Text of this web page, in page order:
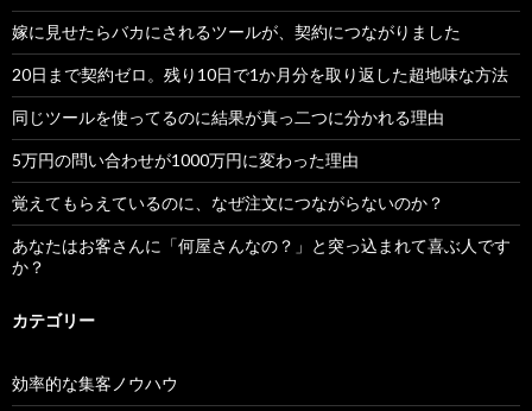
嫁に見せたらバカにされるツールが、契約につながりました
20日まで契約ゼロ。残り10日で1か月分を取り返した超地味な方法
同じツールを使ってるのに結果が真っ二つに分かれる理由
5万円の問い合わせが1000万円に変わった理由
覚えてもらえているのに、なぜ注文につながらないのか？
あなたはお客さんに「何屋さんなの？」と突っ込まれて喜ぶ人です
か？
カテゴリー
効率的な集客ノウハウ